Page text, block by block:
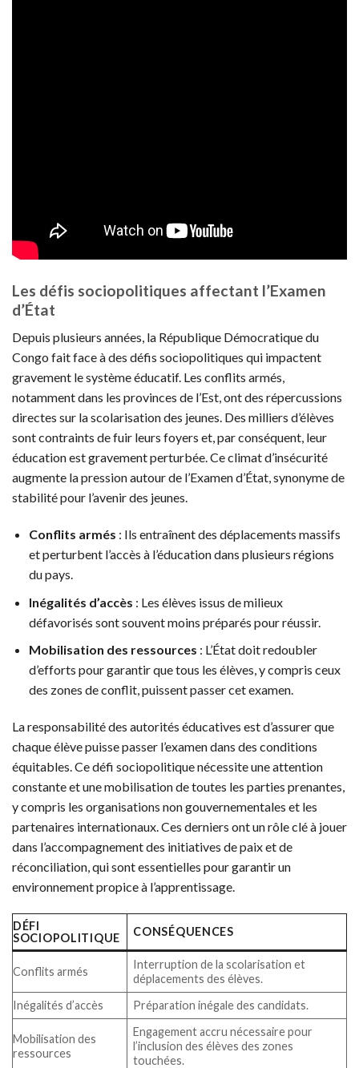
Les défis sociopolitiques affectant l’Examen
d’État
Depuis plusieurs années, la République Démocratique du
Congo fait face à des défis sociopolitiques qui impactent
gravement le système éducatif. Les conflits armés,
notamment dans les provinces de l’Est, ont des répercussions
directes sur la scolarisation des jeunes. Des milliers d’élèves
sont contraints de fuir leurs foyers et, par conséquent, leur
éducation est gravement perturbée. Ce climat d’insécurité
augmente la pression autour de l’Examen d’État, synonyme de
stabilité pour l’avenir des jeunes.
Conflits armés : Ils entraînent des déplacements massifs
et perturbent l’accès à l’éducation dans plusieurs régions
du pays.
Inégalités d’accès : Les élèves issus de milieux
défavorisés sont souvent moins préparés pour réussir.
Mobilisation des ressources : L’État doit redoubler
d’efforts pour garantir que tous les élèves, y compris ceux
des zones de conflit, puissent passer cet examen.
La responsabilité des autorités éducatives est d’assurer que
chaque élève puisse passer l’examen dans des conditions
équitables. Ce défi sociopolitique nécessite une attention
constante et une mobilisation de toutes les parties prenantes,
y compris les organisations non gouvernementales et les
partenaires internationaux. Ces derniers ont un rôle clé à jouer
dans l’accompagnement des initiatives de paix et de
réconciliation, qui sont essentielles pour garantir un
environnement propice à l’apprentissage.
DÉFI
SOCIOPOLITIQUE
CONSÉQUENCES
Conflits armés
Interruption de la scolarisation et
déplacements des élèves.
Inégalités d’accès
Préparation inégale des candidats.
Mobilisation des
ressources
Engagement accru nécessaire pour
l’inclusion des élèves des zones
touchées.